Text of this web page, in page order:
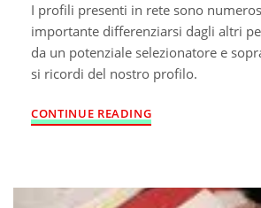
I profili presenti in rete sono
importante differenziarsi dagli altri
da un potenziale selezionatore e
si ricordi del nostro profilo.
CONTINUE READING